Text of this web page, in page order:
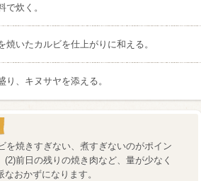
で炊く。
焼いたカルビを仕上がりに和える。
り、キヌサヤを添える。
を焼きすぎない、煮すぎないのがポイン
(2)前日の残りの焼き肉など、量が少なく
なおかずになります。